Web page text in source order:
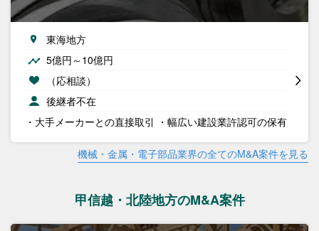
東海地方
5億円～10億円
（応相談）
後継者不在
・大手メーカーとの直接取引 ・幅広い建設業許認可の保有
機械・金属・電子部品業界の全てのM&A案件を見る
甲信越・北陸地方のM&A案件